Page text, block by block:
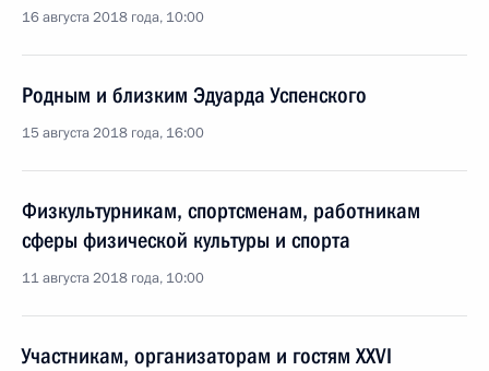
16 августа 2018 года, 10:00
Родным и близким Эдуарда Успенского
15 августа 2018 года, 16:00
Физкультурникам, спортсменам, работникам
сферы физической культуры и спорта
11 августа 2018 года, 10:00
Участникам, организаторам и гостям XXVI